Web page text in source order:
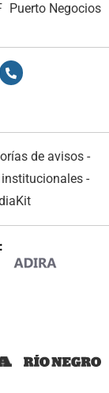
Puerto Negocios
de avisos -
institucionales -